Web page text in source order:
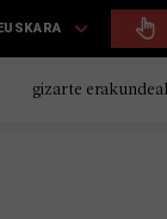
gizarte